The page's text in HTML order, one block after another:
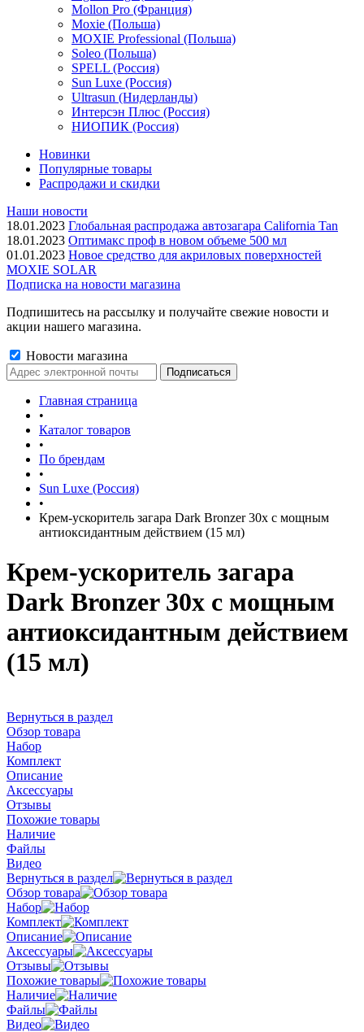
Mollon Pro (Франция)
Moxie (Польша)
MOXIE Professional (Польша)
Soleo (Польша)
SPELL (Россия)
Sun Luxe (Россия)
Ultrasun (Нидерланды)
Интерсэн Плюс (Россия)
НИОПИК (Россия)
Новинки
Популярные товары
Распродажи и скидки
Наши новости
18.01.2023 Глобальная распродажа автозагара California Tan
18.01.2023 Оптимакс проф в новом объеме 500 мл
01.01.2023 Новое средство для акриловых поверхностей
MOXIE SOLAR
Подписка на новости магазина
Подпишитесь на рассылку и получайте свежие новости и
акции нашего магазина.
Новости магазина
Главная страница
•
Каталог товаров
•
По брендам
•
Sun Luxe (Россия)
•
Крем-ускоритель загара Dark Bronzer 30x с мощным
антиоксидантным действием (15 мл)
Крем-ускоритель загара
Dark Bronzer 30x с мощным
антиоксидантным действием
(15 мл)
Вернуться в раздел
Обзор товара
Набор
Комплект
Описание
Аксессуары
Отзывы
Похожие товары
Наличие
Файлы
Видео
Вернуться в раздел
Обзор товара
Набор
Комплект
Описание
Аксессуары
Отзывы
Похожие товары
Наличие
Файлы
Видео